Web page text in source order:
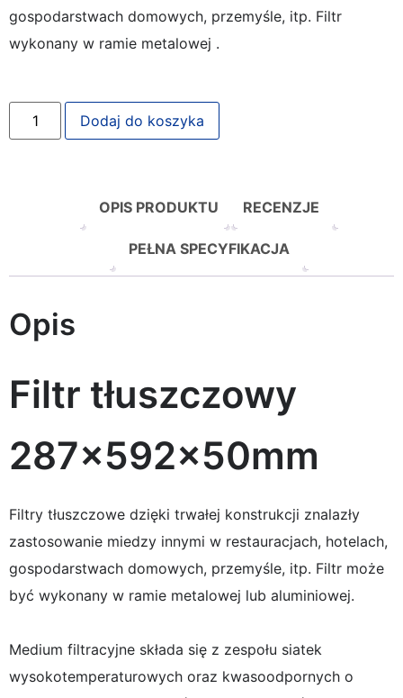
gospodarstwach domowych, przemyśle, itp. Filtr
wykonany w ramie metalowej .
Dodaj do koszyka
OPIS PRODUKTU RECENZJE
PEŁNA SPECYFIKACJA
Opis
Filtr tłuszczowy
287x592x50mm
Filtry tłuszczowe dzięki trwałej konstrukcji znalazły
zastosowanie miedzy innymi w restauracjach, hotelach,
gospodarstwach domowych, przemyśle, itp. Filtr może
być wykonany w ramie metalowej lub aluminiowej.
Medium filtracyjne składa się z zespołu siatek
wysokotemperaturowych oraz kwasoodpornych o